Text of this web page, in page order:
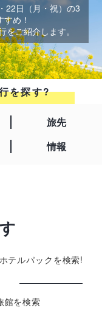
22日（月・祝）の3
め！
ご紹介します。
を探す?
旅先
情報
テルパックを検索!
館を検索